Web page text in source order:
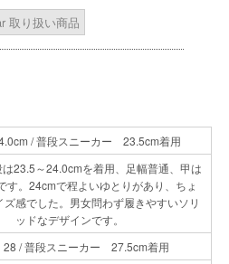
取り扱い商品
/ 普段スニーカー 23.5cm着用
は23.5～24.0cmを着用、足幅普通、甲は
す。24cmで程よいゆとりがあり、ちょ
ズ感でした。男女問わず履きやすいソリ
ッドなデザインです。
28 / 普段スニーカー 27.5cm着用